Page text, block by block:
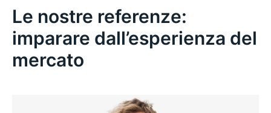
Le nostre referenze:
imparare dall’esperienza del
mercato